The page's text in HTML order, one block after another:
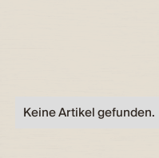
Keine Artikel gefunden.